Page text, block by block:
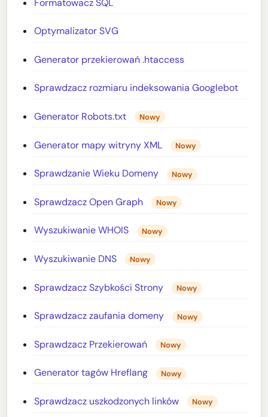
Optymalizator SVG
Generator przekierowań .htaccess
Sprawdzacz rozmiaru indeksowania Googlebot
Generator Robots.txt Nowy
Generator mapy witryny XML Nowy
Sprawdzanie Wieku Domeny Nowy
Sprawdzacz Open Graph Nowy
Wyszukiwanie WHOIS Nowy
Wyszukiwanie DNS Nowy
Sprawdzacz Szybkości Strony Nowy
Sprawdzacz zaufania domeny Nowy
Sprawdzacz Przekierowań Nowy
Generator tagów Hreflang Nowy
Sprawdzacz uszkodzonych linków Nowy